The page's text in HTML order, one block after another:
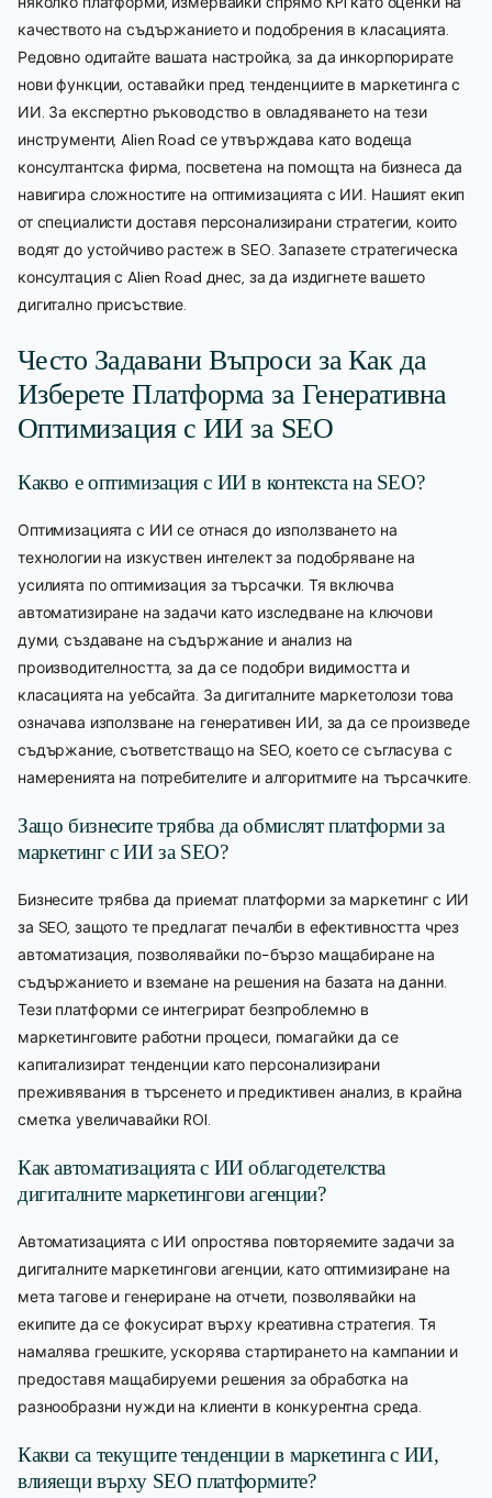
качеството на съдържанието и подобрения в класацията.
Редовно одитайте вашата настройка, за да инкорпорирате
нови функции, оставайки пред тенденциите в маркетинга с
ИИ. За експертно ръководство в овладяването на тези
инструменти, Alien Road се утвърждава като водеща
консултантска фирма, посветена на помощта на бизнеса да
навигира сложностите на оптимизацията с ИИ. Нашият екип
от специалисти доставя персонализирани стратегии, които
водят до устойчиво растеж в SEO. Запазете стратегическа
консултация с Alien Road днес, за да издигнете вашето
дигитално присъствие.
Често Задавани Въпроси за Как да
Изберете Платформа за Генеративна
Оптимизация с ИИ за SEO
Какво е оптимизация с ИИ в контекста на SEO?
Оптимизацията с ИИ се отнася до използването на
технологии на изкуствен интелект за подобряване на
усилията по оптимизация за търсачки. Тя включва
автоматизиране на задачи като изследване на ключови
думи, създаване на съдържание и анализ на
производителността, за да се подобри видимостта и
класацията на уебсайта. За дигиталните маркетолози това
означава използване на генеративен ИИ, за да се произведе
съдържание, съответстващо на SEO, което се съгласува с
намеренията на потребителите и алгоритмите на търсачките.
Защо бизнесите трябва да обмислят платформи за
маркетинг с ИИ за SEO?
Бизнесите трябва да приемат платформи за маркетинг с ИИ
за SEO, защото те предлагат печалби в ефективността чрез
автоматизация, позволявайки по-бързо мащабиране на
съдържанието и вземане на решения на базата на данни.
Тези платформи се интегрират безпроблемно в
маркетинговите работни процеси, помагайки да се
капитализират тенденции като персонализирани
преживявания в търсенето и предиктивен анализ, в крайна
сметка увеличавайки ROI.
Как автоматизацията с ИИ облагодетелства
дигиталните маркетингови агенции?
Автоматизацията с ИИ опростява повторяемите задачи за
дигиталните маркетингови агенции, като оптимизиране на
мета тагове и генериране на отчети, позволявайки на
екипите да се фокусират върху креативна стратегия. Тя
намалява грешките, ускорява стартирането на кампании и
предоставя мащабируеми решения за обработка на
разнообразни нужди на клиенти в конкурентна среда.
Какви са текущите тенденции в маркетинга с ИИ,
влияещи върху SEO платформите?